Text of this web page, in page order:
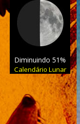
Diminuindo 51%
Calendário Lunar